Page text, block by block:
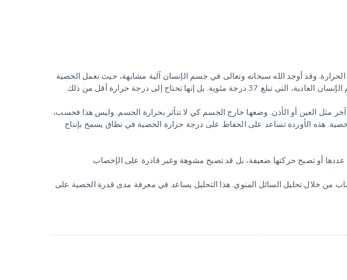
وقد أوجد الله سبحانه وتعالى في جسم الإنسان آلية مشابهة، حيث تعمل الخصية
إنها تحتاج إلى درجة حرارة أقل من ذلك
مثل العين أو الأذن. وضعها خارج الجسم كي لا تتأثر بحرارة الجسم. وليس هذا فحسب،
هذه الأوردة تساعد على الحفاظ على درجة حرارة الخصية في نطاق يسمح بإنتاج
عددها أو تصبح حركتها ضعيفة، بل قد تصبح مشوهة وغير قادرة على الإخصاب
من خلال تحليل السائل المنوي. هذا التحليل يساعد في معرفة مدى قدرة الخصية على